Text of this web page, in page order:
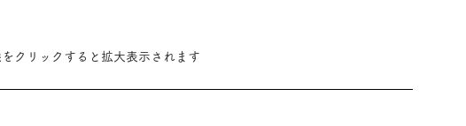
をクリックすると拡大表示されます